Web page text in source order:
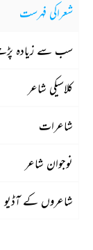
شعراکی فہرست
سب سے زیادہ
کلاسیکی شاعر
شاعرات
نوجوان شاعر
شاعروں کے آڈیو